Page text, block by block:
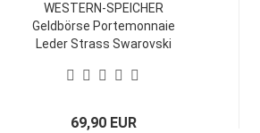
WESTERN-SPEICHER
Geldbörse Portemonnaie
Leder Strass Swarovski
69,90 EUR